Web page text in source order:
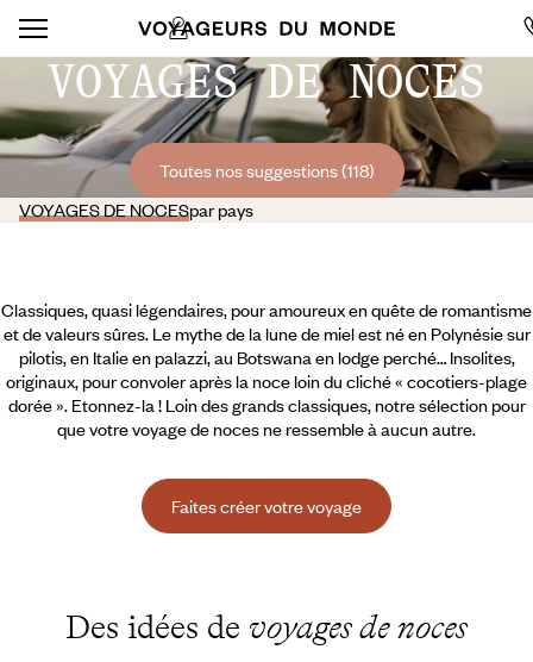
VOYAGES DE NOCES
Toutes nos suggestions (118)
VOYAGES DE NOCESpar pays
Classiques, quasi légendaires, pour amoureux en quête de romantisme
et de valeurs sûres. Le mythe de la lune de miel est né en Polynésie sur
pilotis, en Italie en palazzi, au Botswana en lodge perché… Insolites,
originaux, pour convoler après la noce loin du cliché « cocotiers-plage
dorée ». Etonnez-la ! Loin des grands classiques, notre sélection pour
que votre voyage de noces ne ressemble à aucun autre.
Faites créer votre voyage
Des idées de voyages de noces